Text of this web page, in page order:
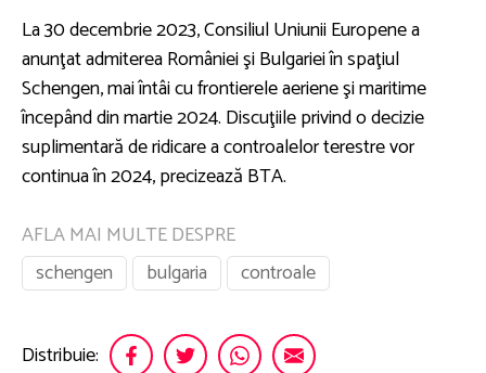
La 30 decembrie 2023, Consiliul Uniunii Europene a
anunţat admiterea României şi Bulgariei în spaţiul
Schengen, mai întâi cu frontierele aeriene şi maritime
începând din martie 2024. Discuţiile privind o decizie
suplimentară de ridicare a controalelor terestre vor
continua în 2024, precizează BTA.
AFLA MAI MULTE DESPRE
schengen
bulgaria controale
Distribuie: